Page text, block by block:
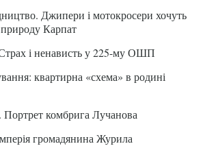
Джипери і мотокросери хочуть
Карпат
і ненависть у 225-му ОШП
квартирна «схема» в родині
комбрига Лучанова
громадянина Журила